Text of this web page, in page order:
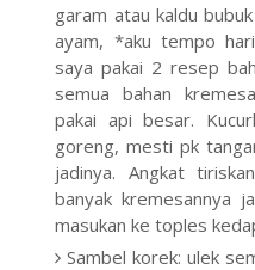
garam atau kaldu
ayam, *aku tempo
saya pakai 2 resep
semua bahan
pakai api besar.
goreng, mesti pk
jadinya. Angkat
banyak kremesannya
masukan ke toples
Sambel korek: ulek